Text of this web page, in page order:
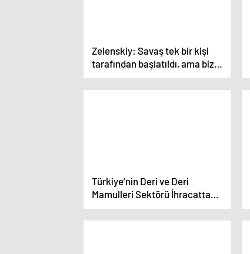
Zelenskiy: Savaş tek bir kişi
tarafından başlatıldı, ama biz
hep birlikte hareket etmeliyiz
Türkiye’nin Deri ve Deri
Mamulleri Sektörü İhracatta
Önemli Rol Oynuyor